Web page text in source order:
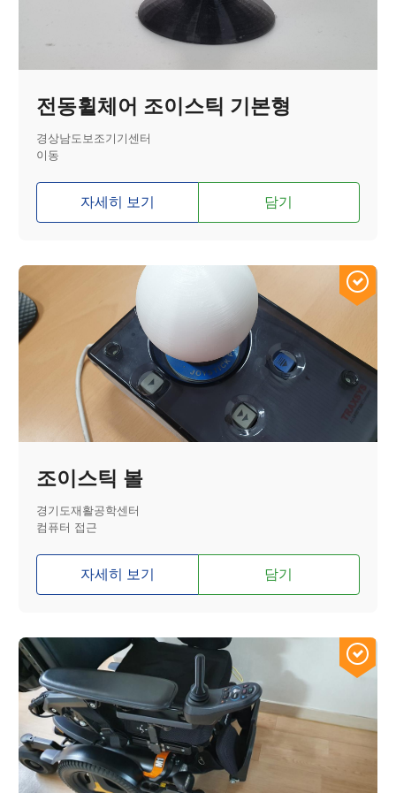
전동휠체어 조이스틱 기본형
경상남도보조기기센터
이동
자세히 보기 담기
조이스틱 볼
경기도재활공학센터
컴퓨터 접근
자세히 보기 담기